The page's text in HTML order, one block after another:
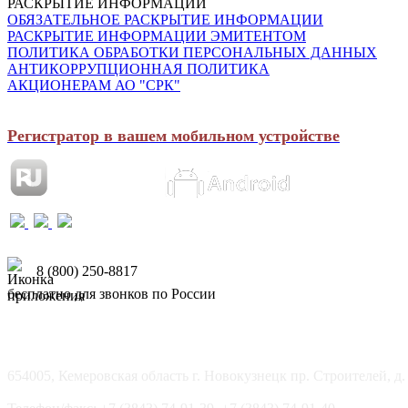
РАСКРЫТИЕ ИНФОРМАЦИИ
ОБЯЗАТЕЛЬНОЕ РАСКРЫТИЕ ИНФОРМАЦИИ
РАСКРЫТИЕ ИНФОРМАЦИИ ЭМИТЕНТОМ
ПОЛИТИКА ОБРАБОТКИ ПЕРСОНАЛЬНЫХ ДАННЫХ
АНТИКОРРУПЦИОННАЯ ПОЛИТИКА
АКЦИОНЕРАМ АО "СРК"
Регистратор в вашем мобильном устройстве
8 (800) 250-8817
бесплатно для звонков по России